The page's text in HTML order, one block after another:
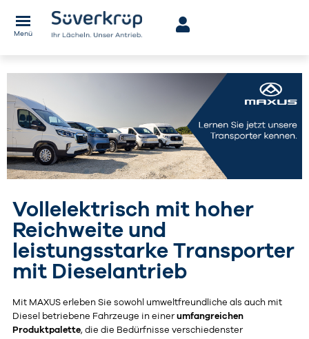
Menü
Vollelektrisch mit hoher
Reichweite und
leistungsstarke Transporter
mit Dieselantrieb
Mit MAXUS erleben Sie sowohl umweltfreundliche als auch mit
Diesel betriebene Fahrzeuge in einerumfangreichen
Produktpalette, die die Bedürfnisse verschiedenster